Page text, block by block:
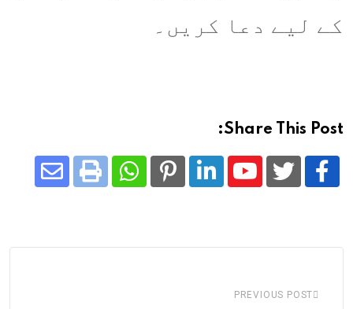
کے لیے دعا کریں۔
Share This Post:
Youtube
LinkedIn
Pinterest
Whatsapp
Print
PREVIOUS POST